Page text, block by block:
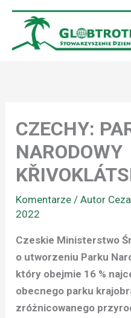
Przejdź
treści
CZECHY:
NARODOWY
Komentarze / Autor
2022
Czeskie Ministerstwo
o utworzeniu Parku
który obejmie 16 %
obecnego parku
zróżnicowanego